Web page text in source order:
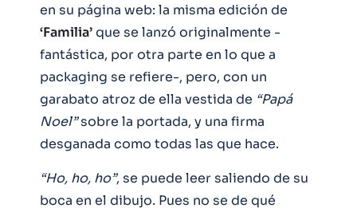
en su página web: la misma edición de
‘Familia’que se lanzó originalmente -
fantástica, por otra parte en lo que a
packaging se refiere-, pero, con un
garabato atroz de ella vestida de “Papá
Noel”sobre la portada, y una firma
desganada como todas las que hace.
“Ho, ho, ho”, se puede leer saliendo de su
boca en el dibujo. Pues no se de qué